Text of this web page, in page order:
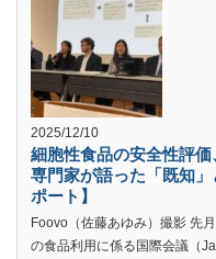
2025/12/10
細胞性食品の安全性評
専門家が語った「既知
ポート】
Foovo（佐藤あゆみ）撮影 先
の食品利用に係る国際会議（